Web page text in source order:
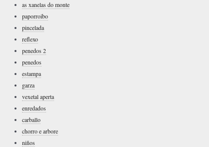
as xanelas do monte
paporroibo
pincelada
reflexo
penedos 2
penedos
estampa
garza
vexetal aperta
enredados
carballo
chorro e arbore
niños